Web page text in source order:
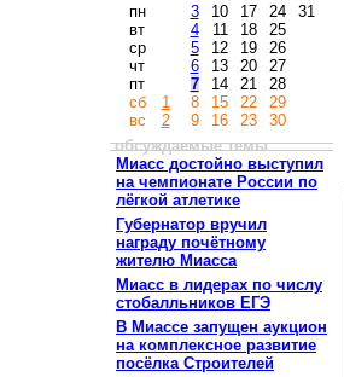
пн
вт
ср
чт
пт
сб
вс
1
2
3
4
5
6
7
8
9
10
11
12
13
14
15
16
17
18
19
20
21
22
23
24
25
26
27
28
29
30
31
обсуждаемые темы
Миасс достойно выступил
на чемпионате России по
лёгкой атлетике
Губернатор вручил
награду почётному
жителю Миасса
Миасс в лидерах по числу
стобалльников ЕГЭ
В Миассе запущен аукцион
на комплексное развитие
посёлка Строителей